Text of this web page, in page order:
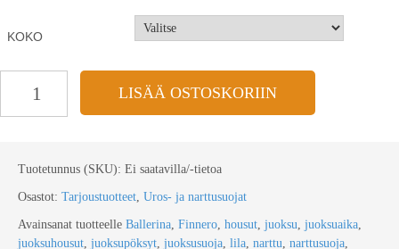
KOKO
LISÄÄ OSTOSKORIIN
Tuotetunnus (SKU): Ei saatavilla/-tietoa
Osastot: Tarjoustuotteet, Uros- ja narttusuojat
Avainsanat tuotteelle Ballerina, Finnero, housut, juoksu, juoksuaika,
juoksuhousut, juoksupöksyt, juoksusuoja, lila, narttu, narttusuoja,